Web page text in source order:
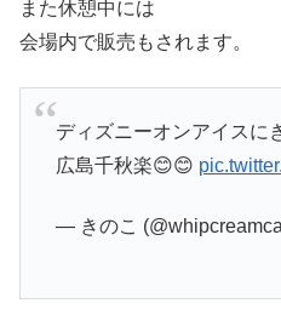
また休憩中には
会場内で販売もされます。
ディズニーオンアイスに
広島千秋楽😊😊
— きのこ